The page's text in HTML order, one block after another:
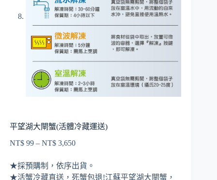
平望湖大閘蟹(活體冷藏運送)
NT$ 99 – NT$ 3,650價
範
★採預購制，依序出貨。
★活蟹冷藏直送，死蟹包退!江蘇平望湖大閘蟹，